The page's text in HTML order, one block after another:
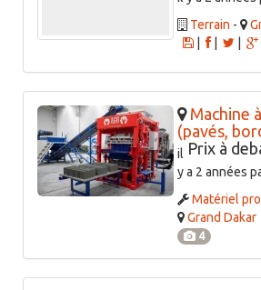
Terrain -
|
Machine
(pavés,
Prix à
il
y a 2 années
Matériel
Grand Dakar
4